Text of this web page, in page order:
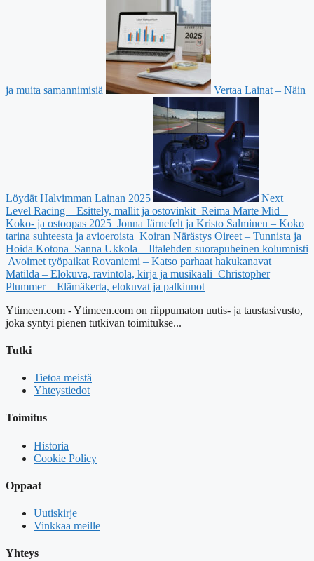
ja muita samannimisiä Vertaa Lainat – Näin
Löydät Halvimman Lainan 2025
Next
Level Racing – Esittely, mallit ja ostovinkit Reima Marte Mid –
Koko- ja ostoopas 2025 Jonna Järnefelt ja Kristo Salminen – Koko
tarina suhteesta ja avioeroista Koiran Närästys Oireet – Tunnista ja
Hoida Kotona Sanna Ukkola – Iltalehden suorapuheinen kolumnisti
Avoimet työpaikat Rovaniemi – Katso parhaat hakukanavat
Matilda – Elokuva, ravintola, kirja ja musikaali Christopher
Plummer – Elämäkerta, elokuvat ja palkinnot
Ytimeen.com - Ytimeen.com on riippumaton uutis- ja taustasivusto,
joka syntyi pienen tutkivan toimitukse...
Tutki
Tietoa meistä
Yhteystiedot
Toimitus
Historia
Cookie Policy
Oppaat
Uutiskirje
Vinkkaa meille
Yhteys